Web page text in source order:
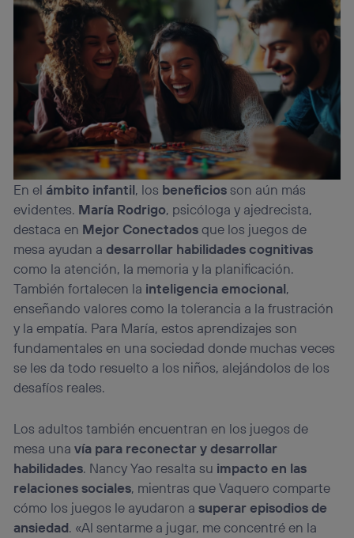
En el ámbito infantil, los beneficiosson aún más
evidentes. María Rodrigo, psicóloga y ajedrecista,
destaca en Mejor Conectadosque los juegos de
mesa ayudan adesarrollar habilidades cognitivas
como la atención, la memoria y la planificación.
También fortalecen la inteligencia emocional,
enseñando valores como la tolerancia a la frustración
y la empatía. Para María, estos aprendizajes son
fundamentales en una sociedad donde muchas veces
se les da todo resuelto a los niños, alejándolos de los
desafíos reales.
Los adultos también encuentran en los juegos de
mesa unavía para reconectar y desarrollar
habilidades. Nancy Yao resalta su impacto en las
relaciones sociales, mientras que Vaquero comparte
cómo los juegos le ayudaron asuperar episodios de
ansiedad. «Al sentarme a jugar, me concentré en la